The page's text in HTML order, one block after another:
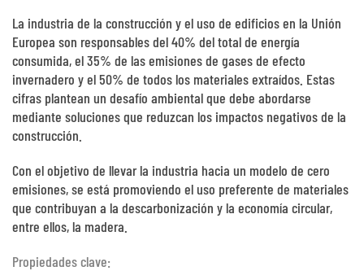
La industria de la construcción y el uso de edificios en la Unión
Europea son responsables del 40% del total de energía
consumida, el 35% de las emisiones de gases de efecto
invernadero y el 50% de todos los materiales extraídos. Estas
cifras plantean un desafío ambiental que debe abordarse
mediante soluciones que reduzcan los impactos negativos de la
construcción.
Con el objetivo de llevar la industria hacia un modelo de cero
emisiones, se está promoviendo el uso preferente de materiales
que contribuyan a la descarbonización y la economía circular,
entre ellos, la madera.
Propiedades clave: